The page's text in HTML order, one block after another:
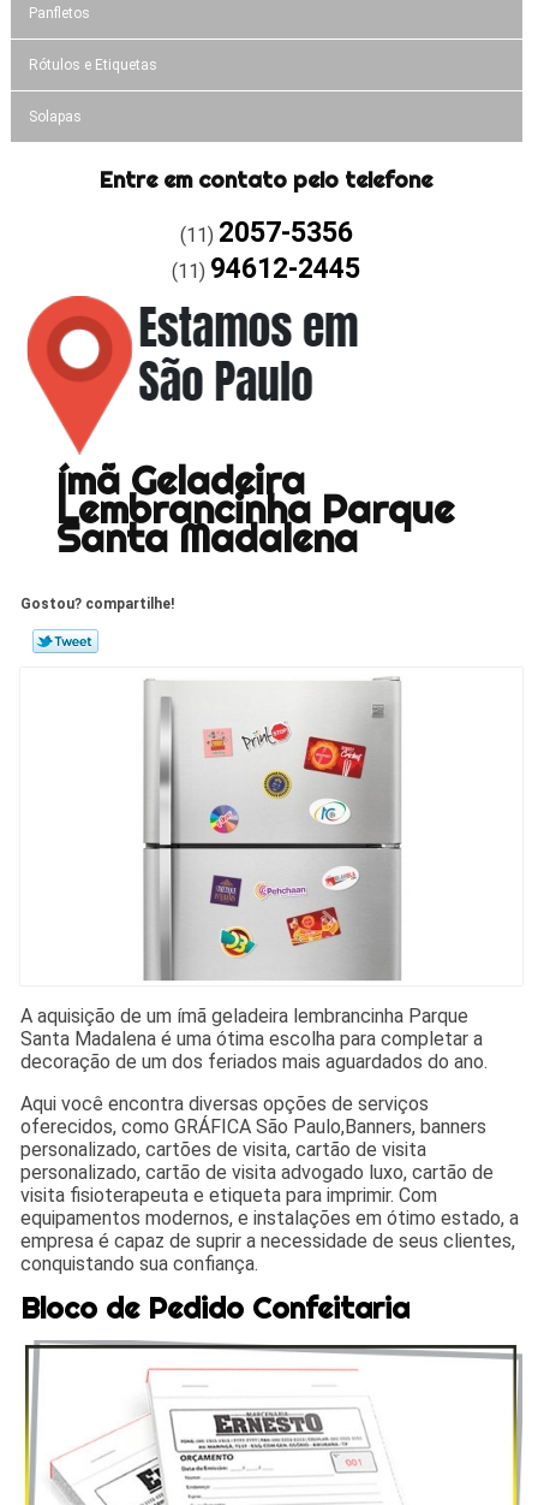
Panfletos
Rótulos e Etiquetas
Solapas
Entre em contato pelo telefone
(11) 2057-5356
(11) 94612-2445
ímã Geladeira
Lembrancinha Parque
Santa Madalena
Gostou? compartilhe!
A aquisição de um ímã geladeira lembrancinha Parque
Santa Madalena é uma ótima escolha para completar a
decoração de um dos feriados mais aguardados do ano.
Aqui você encontra diversas opções de serviços
oferecidos, como GRÁFICA São Paulo,Banners, banners
personalizado, cartões de visita, cartão de visita
personalizado, cartão de visita advogado luxo, cartão de
visita fisioterapeuta e etiqueta para imprimir. Com
equipamentos modernos, e instalações em ótimo estado, a
empresa é capaz de suprir a necessidade de seus clientes,
conquistando sua confiança.
Bloco de Pedido Confeitaria